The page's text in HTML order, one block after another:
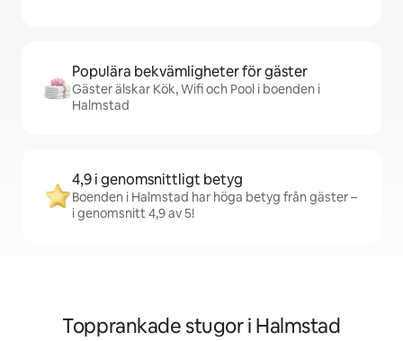
Populära bekvämligheter för gäster
Gäster älskar Kök, Wifi och Pool i boenden i
Halmstad
4,9 i genomsnittligt betyg
Boenden i Halmstad har höga betyg från gäster –
i genomsnitt 4,9 av 5!
Topprankade stugor i Halmstad